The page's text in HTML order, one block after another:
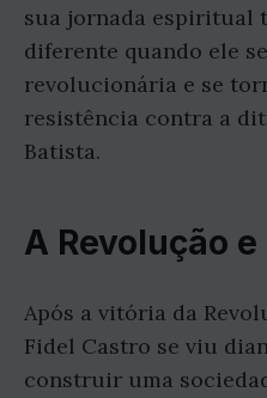
sua jornada espiritual
diferente quando ele
revolucionária e se
resistência contra a
Batista.
A Revolução
Após a vitória da
Fidel Castro se viu
construir uma